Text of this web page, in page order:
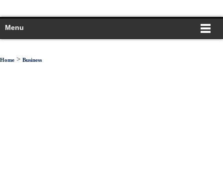
Menu
Home > Business